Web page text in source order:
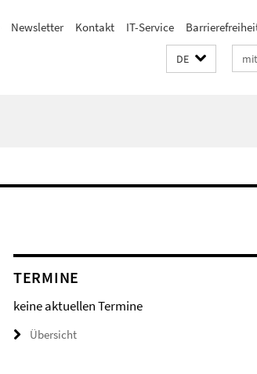
Newsletter Kontakt IT-Service
DE
TERMINE
keine aktuellen Termine
Übersicht